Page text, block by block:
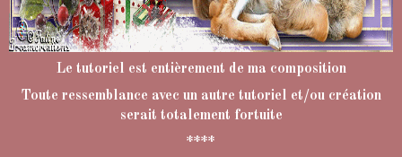
Le tutoriel est entièrement de ma composition
Toute ressemblance avec un autre tutoriel et/ou création
serait totalement fortuite
****